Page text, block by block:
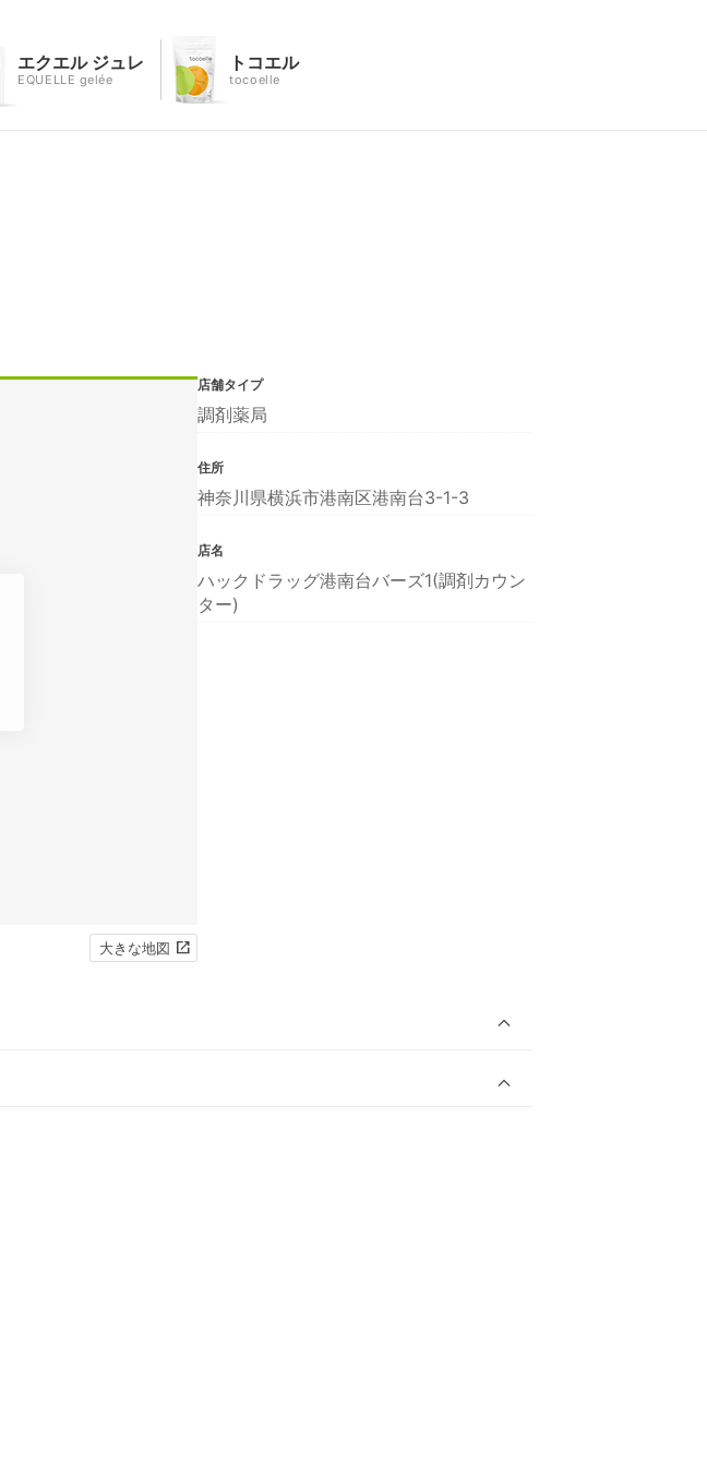
エクエル ジュレ
EQUELLE gelée
トコエル
tocoelle
大きな地図
店舗タイプ
調剤薬局
住所
神奈川県横浜市港南区港南台3-1-3
店名
ハックドラッグ港南台バーズ1(調剤カウン
ター)